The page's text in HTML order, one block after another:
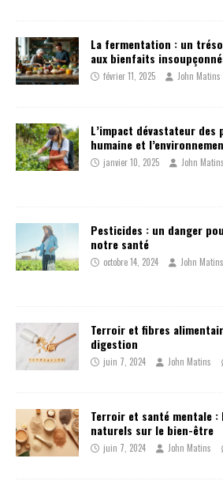
La fermentation : un
aux bienfaits
février 11, 2025 John Matins
L’impact dévastateur
humaine et
janvier 10, 2025 John Matins
Pesticides : un danger
notre santé
octobre 14, 2024 John Matins
Terroir et fibres
digestion
juin 7, 2024 John Matins
Terroir et santé mentale
naturels sur le bien-être
juin 7, 2024 John Matins